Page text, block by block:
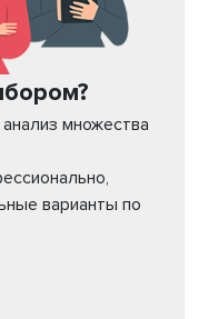
множества
варианты по